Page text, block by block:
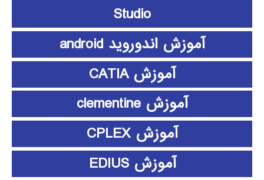
Studio
آموزش اندوروید android
آموزش CATIA
آموزش clementine
آموزش CPLEX
آموزش EDIUS